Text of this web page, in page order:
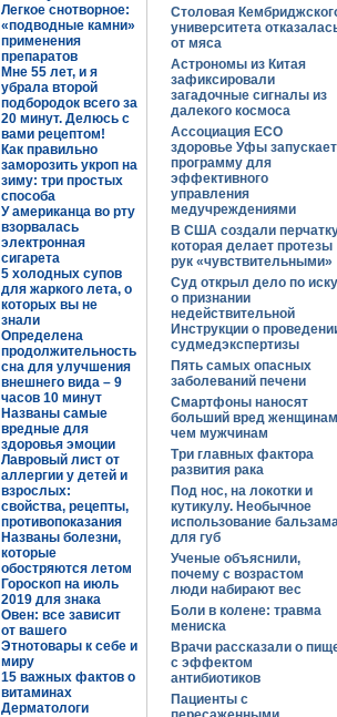
Столовая
университета
от мяса
Астрономы из Китая
зафиксировали
загадочные сигналы из
далекого космоса
Ассоциация ЕСО
здоровье Уфы запускает
программу для
эффективного
управления
медучреждениями
В США создали
которая делает протезы
рук «чувствительными»
Суд открыл дело по иску
о признании
недействительной
Инструкции о
судмедэкспертизы
Пять самых опасных
заболеваний печени
Смартфоны наносят
больший вред
чем мужчинам
Три главных фактора
развития рака
Под нос, на локотки и
кутикулу. Необычное
использование
для губ
Ученые объяснили,
почему с возрастом
люди набирают вес
Боли в колене: травма
мениска
Врачи рассказали о
с эффектом
антибиотиков
Пациенты с
Легкое снотворное:
«подводные камни»
применения
препаратов
Мне 55 лет, и я
убрала второй
подбородок всего за
20 минут. Делюсь с
вами рецептом!
Как правильно
заморозить укроп на
зиму: три простых
способа
У американца во рту
взорвалась
электронная
сигарета
5 холодных супов
для жаркого лета, о
которых вы не
знали
Определена
продолжительность
сна для улучшения
внешнего вида – 9
часов 10 минут
Названы самые
вредные для
здоровья эмоции
Лавровый лист от
аллергии у детей и
взрослых:
свойства, рецепты,
противопоказания
Названы болезни,
которые
обостряются летом
Гороскоп на июль
2019 для знака
Овен: все зависит
от вашего
Этнотовары к себе и
миру
15 важных фактов о
витаминах
Дерматологи